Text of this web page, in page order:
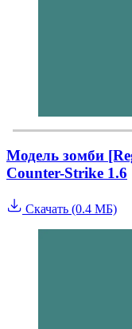
Модель зомби
Counter-Strike 1.6
Скачать (0.4 МБ)